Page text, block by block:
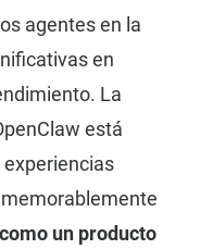
agentes en la
en
La
está
un producto